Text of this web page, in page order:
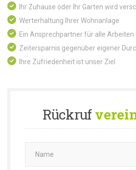
Ihr Zuhause oder Ihr Garten wird
Werterhaltung Ihrer Wohnanlage
Ein Ansprechpartner für alle Arbeiten
Zeitersparnis gegenüber eigener
Ihre Zufriedenheit ist unser Ziel
Rückruf